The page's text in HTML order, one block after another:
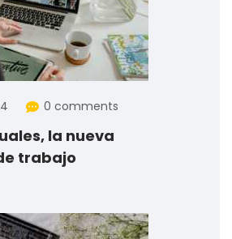
0 comments
la nueva
trabajo